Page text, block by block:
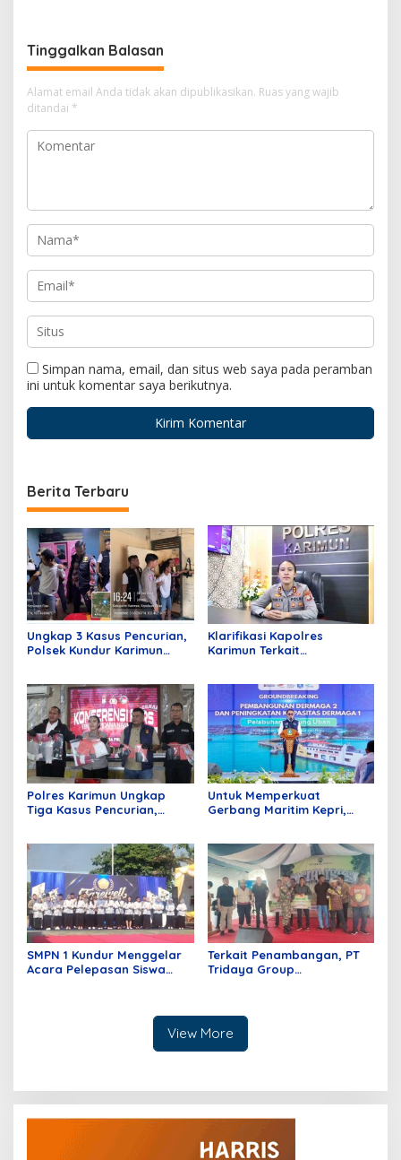
Tinggalkan Balasan
Alamat email Anda tidak akan dipublikasikan. Ruas yang wajib
ditandai *
Simpan nama, email, dan situs web saya pada peramban
ini untuk komentar saya berikutnya.
Berita Terbaru
Ungkap 3 Kasus Pencurian,
Polsek Kundur Karimun
Klarifikasi Kapolres
Karimun Terkait
Penyelewengan BBM
Subsidi di Kundur
Polres Karimun Ungkap
Tiga Kasus Pencurian,
Untuk Memperkuat
Gerbang Maritim Kepri,
SMPN 1 Kundur Menggelar
Acara Pelepasan Siswa
Terkait Penambangan, PT
Tridaya Group
View More